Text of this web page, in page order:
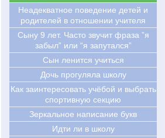
Hеадекватное поведение детей и
родителей в отношении учителя
Сыну 9 лет. Часто звучит фраза ”я
забыл” или “я запутался”
Сын ленится учиться
Дочь прогуляла школу
Как заинтересовать учёбой и выбрать
спортивную секцию
Зеркальное написание букв
Идти ли в школу